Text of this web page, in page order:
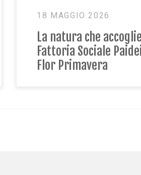
17 MARZO 2026
Festeggiamo la
insieme in Fattoria